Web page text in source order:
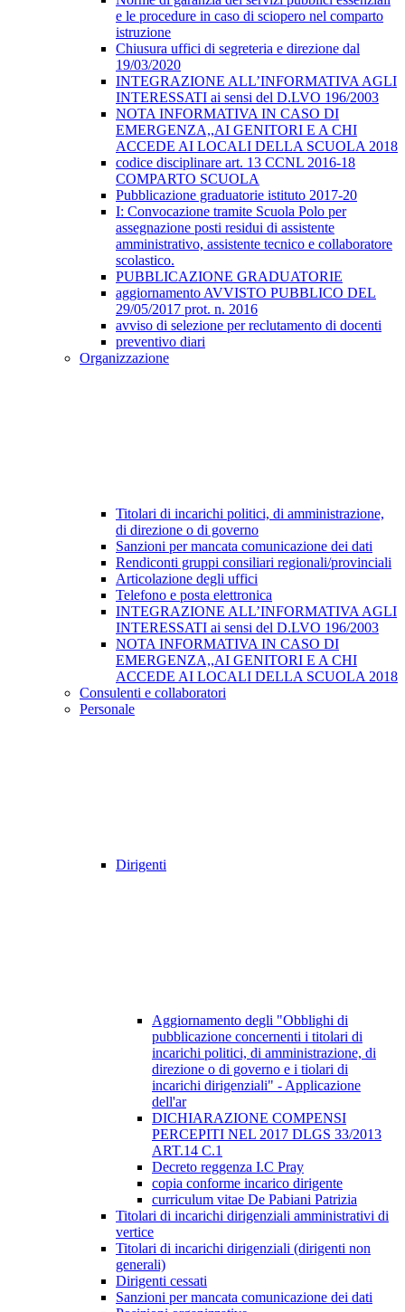
e le procedure in caso di sciopero nel comparto
istruzione
Chiusura uffici di segreteria e direzione dal
19/03/2020
INTEGRAZIONE ALL’INFORMATIVA AGLI
INTERESSATI ai sensi del D.LVO 196/2003
NOTA INFORMATIVA IN CASO DI
EMERGENZA,,AI GENITORI E A CHI
ACCEDE AI LOCALI DELLA SCUOLA 2018
codice disciplinare art. 13 CCNL 2016-18
COMPARTO SCUOLA
Pubblicazione graduatorie istituto 2017-20
I: Convocazione tramite Scuola Polo per
assegnazione posti residui di assistente
amministrativo, assistente tecnico e collaboratore
scolastico.
PUBBLICAZIONE GRADUATORIE
aggiornamento AVVISTO PUBBLICO DEL
29/05/2017 prot. n. 2016
avviso di selezione per reclutamento di docenti
preventivo diari
Organizzazione
Titolari di incarichi politici, di amministrazione,
di direzione o di governo
Sanzioni per mancata comunicazione dei dati
Rendiconti gruppi consiliari regionali/provinciali
Articolazione degli uffici
Telefono e posta elettronica
INTEGRAZIONE ALL’INFORMATIVA AGLI
INTERESSATI ai sensi del D.LVO 196/2003
NOTA INFORMATIVA IN CASO DI
EMERGENZA,,AI GENITORI E A CHI
ACCEDE AI LOCALI DELLA SCUOLA 2018
Consulenti e collaboratori
Personale
Dirigenti
Aggiornamento degli "Obblighi di
pubblicazione concernenti i titolari di
incarichi politici, di amministrazione, di
direzione o di governo e i tiolari di
incarichi dirigenziali" - Applicazione
dell'ar
DICHIARAZIONE COMPENSI
PERCEPITI NEL 2017 DLGS 33/2013
ART.14 C.1
Decreto reggenza I.C Pray
copia conforme incarico dirigente
curriculum vitae De Pabiani Patrizia
Titolari di incarichi dirigenziali amministrativi di
vertice
Titolari di incarichi dirigenziali (dirigenti non
generali)
Dirigenti cessati
Sanzioni per mancata comunicazione dei dati